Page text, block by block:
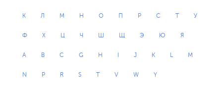
К Л М Н О П Р С Т У
Ф Х Ц Ч Ш Щ Э Ю Я
A B C G H J K L M
N P R S T V W Y